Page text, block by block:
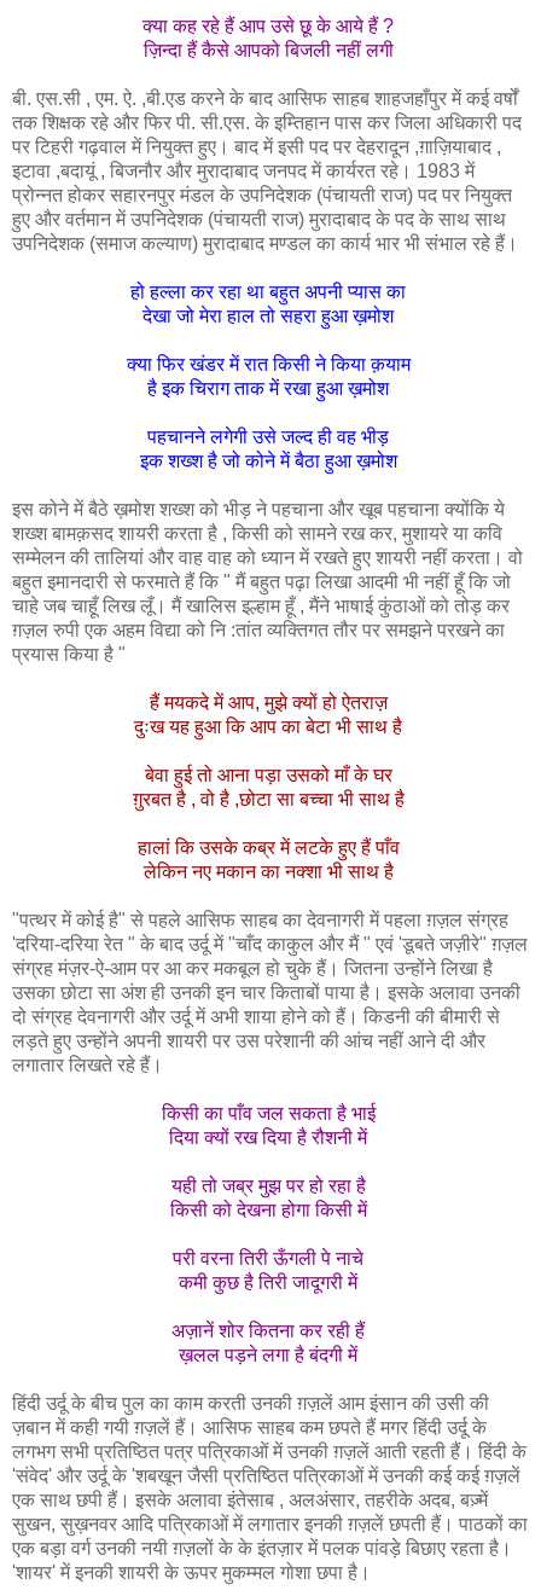
क्या कह रहे हैं आप उसे छू के आये हैं ?
ज़िन्दा हैं कैसे आपको बिजली नहीं लगी
बी. एस.सी , एम. ऐ. ,बी.एड करने के बाद आसिफ साहब शाहजहाँपुर में कई वर्षों
तक शिक्षक रहे और फिर पी. सी.एस. के इम्तिहान पास कर जिला अधिकारी पद
पर टिहरी गढ़वाल में नियुक्त हुए। बाद में इसी पद पर देहरादून ,ग़ाज़ियाबाद ,
इटावा ,बदायूं , बिजनौर और मुरादाबाद जनपद में कार्यरत रहे। 1983 में
प्रोन्नत होकर सहारनपुर मंडल के उपनिदेशक (पंचायती राज) पद पर नियुक्त
हुए और वर्तमान में उपनिदेशक (पंचायती राज) मुरादाबाद के पद के साथ साथ
उपनिदेशक (समाज कल्याण) मुरादाबाद मण्डल का कार्य भार भी संभाल रहे हैं।
हो हल्ला कर रहा था बहुत अपनी प्यास का
देखा जो मेरा हाल तो सहरा हुआ ख़मोश
क्या फिर खंडर में रात किसी ने किया क़याम
है इक चिराग ताक में रखा हुआ ख़मोश
पहचानने लगेगी उसे जल्द ही वह भीड़
इक शख्श है जो कोने में बैठा हुआ ख़मोश
इस कोने में बैठे ख़मोश शख्श को भीड़ ने पहचाना और खूब पहचाना क्योंकि ये
शख्श बामक़सद शायरी करता है , किसी को सामने रख कर, मुशायरे या कवि
सम्मेलन की तालियां और वाह वाह को ध्यान में रखते हुए शायरी नहीं करता। वो
बहुत इमानदारी से फरमाते हैं कि " मैं बहुत पढ़ा लिखा आदमी भी नहीं हूँ कि जो
चाहे जब चाहूँ लिख लूँ। मैं खालिस इल्हाम हूँ , मैंने भाषाई कुंठाओं को तोड़ कर
ग़ज़ल रुपी एक अहम विद्या को नि :तांत व्यक्तिगत तौर पर समझने परखने का
प्रयास किया है "
हैं मयकदे में आप, मुझे क्यों हो ऐतराज़
दुःख यह हुआ कि आप का बेटा भी साथ है
बेवा हुई तो आना पड़ा उसको माँ के घर
ग़ुरबत है , वो है ,छोटा सा बच्चा भी साथ है
हालां कि उसके कब्र में लटके हुए हैं पाँव
लेकिन नए मकान का नक्शा भी साथ है
"पत्थर में कोई है" से पहले आसिफ साहब का देवनागरी में पहला ग़ज़ल संग्रह
'दरिया-दरिया रेत " के बाद उर्दू में "चाँद काकुल और मैं " एवं 'डूबते जज़ीरे" ग़ज़ल
संग्रह मंज़र-ऐ-आम पर आ कर मकबूल हो चुके हैं। जितना उन्होंने लिखा है
उसका छोटा सा अंश ही उनकी इन चार किताबों पाया है। इसके अलावा उनकी
दो संग्रह देवनागरी और उर्दू में अभी शाया होने को हैं। किडनी की बीमारी से
लड़ते हुए उन्होंने अपनी शायरी पर उस परेशानी की आंच नहीं आने दी और
लगातार लिखते रहे हैं।
किसी का पाँव जल सकता है भाई
दिया क्यों रख दिया है रौशनी में
यही तो जब्र मुझ पर हो रहा है
किसी को देखना होगा किसी में
परी वरना तिरी ऊँगली पे नाचे
कमी कुछ है तिरी जादूगरी में
अज़ानें शोर कितना कर रही हैं
ख़लल पड़ने लगा है बंदगी में
हिंदी उर्दू के बीच पुल का काम करती उनकी ग़ज़लें आम इंसान की उसी की
ज़बान में कही गयी ग़ज़लें हैं। आसिफ साहब कम छपते हैं मगर हिंदी उर्दू के
लगभग सभी प्रतिष्ठित पत्र पत्रिकाओं में उनकी ग़ज़लें आती रहती हैं। हिंदी के
'संवेद' और उर्दू के 'शबखून जैसी प्रतिष्ठित पत्रिकाओं में उनकी कई कई ग़ज़लें
एक साथ छपी हैं। इसके अलावा इंतेसाब , अलअंसार, तहरीके अदब, बज़्में
सुखन, सुख़नवर आदि पत्रिकाओं में लगातार इनकी ग़ज़लें छपती हैं। पाठकों का
एक बड़ा वर्ग उनकी नयी ग़ज़लों के के इंतज़ार में पलक पांवड़े बिछाए रहता है।
'शायर' में इनकी शायरी के ऊपर मुकम्मल गोशा छपा है।